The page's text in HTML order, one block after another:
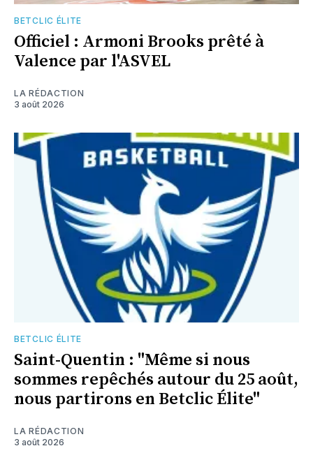
BETCLIC ÉLITE
Officiel : Armoni Brooks prêté à
Valence par l'ASVEL
LA RÉDACTION
3 août 2026
BETCLIC ÉLITE
Saint-Quentin : "Même si nous
sommes repêchés autour du 25 août,
nous partirons en Betclic Élite"
LA RÉDACTION
3 août 2026